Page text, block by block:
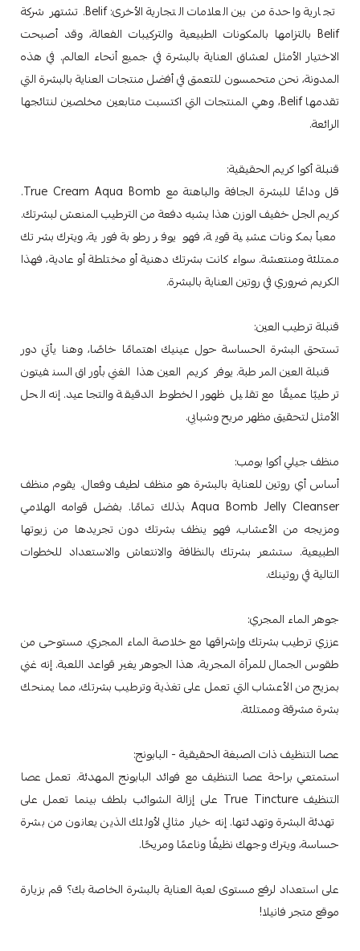
تجارية واحدة من بين العلامات التجارية الأخرى: Belif. تشتهر شركة
Belif بالتزامها بالمكونات الطبيعية والتركيبات الفعالة، وقد أصبحت
الاختيار الأمثل لعشاق العناية بالبشرة في جميع أنحاء العالم. في هذه
المدونة، نحن متحمسون للتعمق في أفضل منتجات العناية بالبشرة التي
تقدمها Belif، وهي المنتجات التي اكتسبت متابعين مخلصين لنتائجها
الرائعة.
قنبلة أكوا كريم الحقيقية:
قل وداعًا للبشرة الجافة والباهتة مع True Cream Aqua Bomb.
كريم الجل خفيف الوزن هذا يشبه دفعة من الترطيب المنعش لبشرتك.
معبأ بمكونات عشبية قوية، فهو يوفر رطوبة فورية، ويترك بشرتك
ممتلئة ومنتعشة. سواء كانت بشرتك دهنية أو مختلطة أو عادية، فهذا
الكريم ضروري في روتين العناية بالبشرة.
قنبلة ترطيب العين:
تستحق البشرة الحساسة حول عينيك اهتمامًا خاصًا، وهنا يأتي دور
قنبلة العين المرطبة. يوفر كريم العين هذا الغني بأوراق السنفيتون
ترطيبًا عميقًا مع تقليل ظهور الخطوط الدقيقة والتجاعيد. إنه الحل
الأمثل لتحقيق مظهر مريح وشبابي.
منظف جيلي أكوا بومب:
أساس أي روتين للعناية بالبشرة هو منظف لطيف وفعال. يقوم منظف
Aqua Bomb Jelly Cleanser بذلك تمامًا. بفضل قوامه الهلامي
ومزيجه من الأعشاب، فهو ينظف بشرتك دون تجريدها من زيوتها
الطبيعية. ستشعر بشرتك بالنظافة والانتعاش والاستعداد للخطوات
التالية في روتينك.
جوهر الماء المجري:
عززي ترطيب بشرتك وإشراقها مع خلاصة الماء المجري. مستوحى من
طقوس الجمال للمرأة المجرية، هذا الجوهر يغير قواعد اللعبة. إنه غني
بمزيج من الأعشاب التي تعمل على تغذية وترطيب بشرتك، مما يمنحك
بشرة مشرقة وممتلئة.
عصا التنظيف ذات الصبغة الحقيقية - البابونج:
استمتعي براحة عصا التنظيف مع فوائد البابونج المهدئة. تعمل عصا
التنظيف True Tincture على إزالة الشوائب بلطف بينما تعمل على
تهدئة البشرة وتهدئتها. إنه خيار مثالي لأولئك الذين يعانون من بشرة
حساسة، ويترك وجهك نظيفًا وناعمًا ومريحًا.
على استعداد لرفع مستوى لعبة العناية بالبشرة الخاصة بك؟ قم بزيارة
موقع متجر فانيلا!